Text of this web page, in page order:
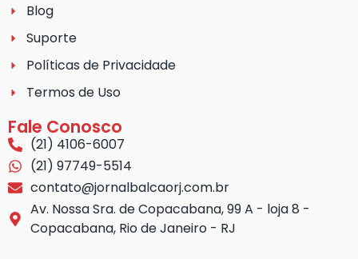
Blog
Suporte
Políticas de Privacidade
Termos de Uso
Fale Conosco
(21) 4106-6007
(21) 97749-5514
contato@jornalbalcaorj.com.br
Av. Nossa Sra. de Copacabana, 99 A - loja 8 -
Copacabana, Rio de Janeiro - RJ